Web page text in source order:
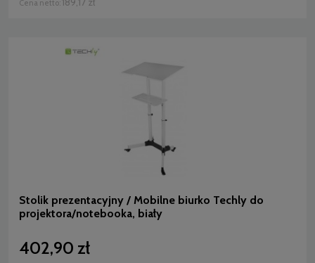
Cena netto:
Stolik prezentacyjny / Mobilne biurko Techly do
projektora/notebooka, biały
402,90 zł